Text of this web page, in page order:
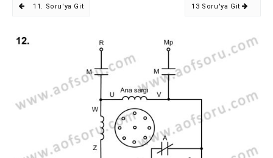
11. Soru'ya Git 13 Soru'ya Git